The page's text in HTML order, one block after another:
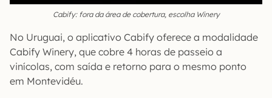
Cabify: fora da área de cobertura, escolha Winery
No Uruguai, o aplicativo Cabify oferece a modalidade
Cabify Winery, que cobre 4 horas de passeio a
vinícolas, com saída e retorno para o mesmo ponto
em Montevidéu.